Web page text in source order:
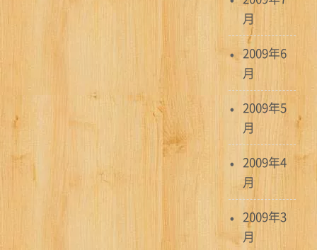
月
2009年6
月
2009年5
月
2009年4
月
2009年3
月